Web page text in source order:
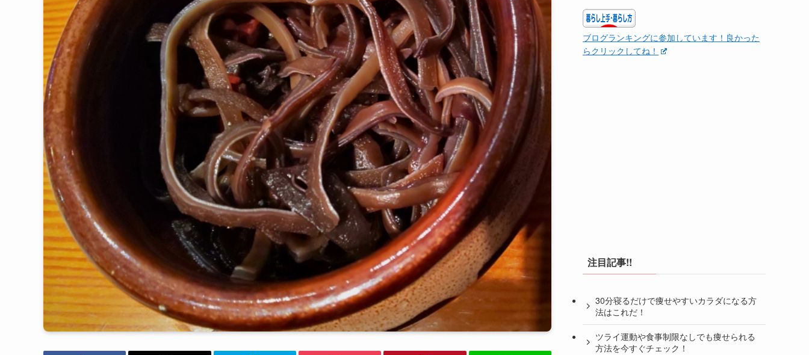
ブログランキングに参加しています！良かった
らクリックしてね！
注目記事!!
30分寝るだけで痩せやすいカラダになる方
法はこれだ！
ツライ運動や食事制限なしでも痩せられる
方法を今すぐチェック！